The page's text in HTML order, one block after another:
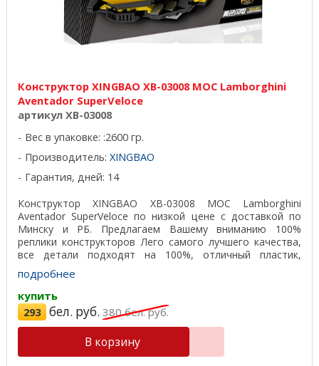
Конструктор XINGBAO XB-03008 MOC Lamborghini
Aventador SuperVeloce
артикул XB-03008
Вес в упаковке: :2600 гр.
Производитель: XINGBAO
Гарантия, дней: 14
Конструктор XINGBAO XB-03008 MOC Lamborghini
Aventador SuperVeloce по низкой цене с доставкой по
Минску и РБ. Предлагаем Вашему вниманию 100%
реплики конструкторов Лего самого лучшего качества,
все детали подходят на 100%, отличный пластик,
красивая ...
подробнее
купить
293 бел. руб. 380бел. руб.
В корзину